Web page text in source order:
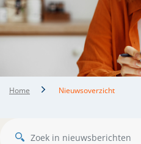
Home Nieuwsoverzicht